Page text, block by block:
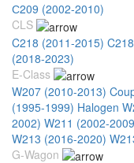
С209 (2002-2010)
CLS
C218 (2011-2015)
(2018-2023)
E-Class
W207 (2010-2013)
(1995-1999) Halogen
2002) W211 (2002-
W213 (2016-2020)
G-Wagon